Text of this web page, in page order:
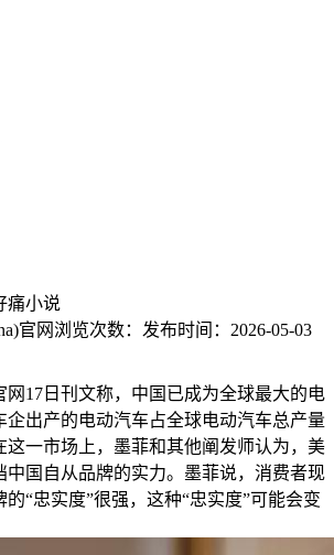
小说
官网 浏览次数： 发布时间： 2026-05-03
17日刊文称，中国已成为全球最大的电
企出产的电动汽车占全球电动汽车总产量
这一市场上，墨菲和其他阐发师认为，美
中国自从品牌的实力。墨菲说，消费者现
“忠实度”很强，这种“忠实度”可能会变